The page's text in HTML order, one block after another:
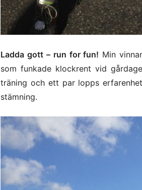
Ladda gott – run for fun! Min
som funkade klockrent vid
träning och ett par lopps
stämning.